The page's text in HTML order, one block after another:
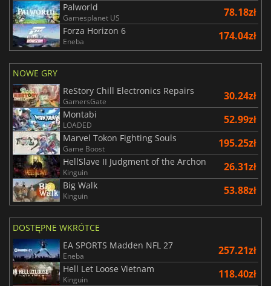
Palworld
Gamesplanet US 78.18zł
Forza Horizon 6
Eneba 174.04zł
NOWE GRY
ReStory Chill Electronics Repairs
GamersGate 30.24zł
Montabi
LOADED 52.99zł
Marvel Tokon Fighting Souls
Game Boost 195.25zł
HellSlave II Judgment of the Archon
Kinguin 26.31zł
Big Walk
Kinguin 53.88zł
DOSTĘPNE WKRÓTCE
EA SPORTS Madden NFL 27
Eneba 257.21zł
Hell Let Loose Vietnam
Kinguin 118.40zł